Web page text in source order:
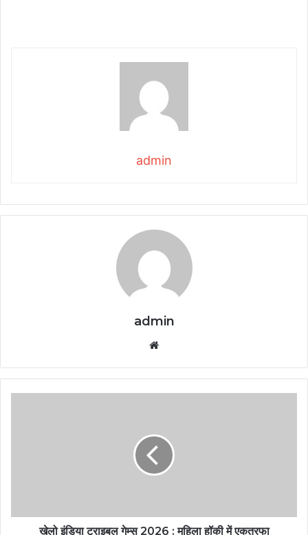
admin
admin
खेलो इंडिया ट्राइबल गेम्स 2026 : महिला हॉकी में एकतरफा